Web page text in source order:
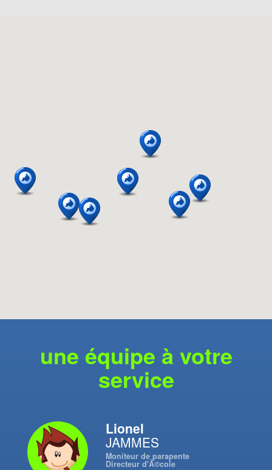
une équipe à votre
service
Lionel
JAMMES
Moniteur de parapente
Directeur d'Ã©cole